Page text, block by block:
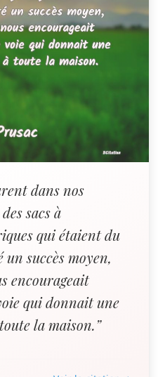
dans nos
sacs à
qui étaient du
succès moyen,
encourageait
qui donnait une
la maison.”